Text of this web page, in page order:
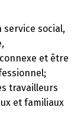
social,
et être
travailleurs
et familiaux